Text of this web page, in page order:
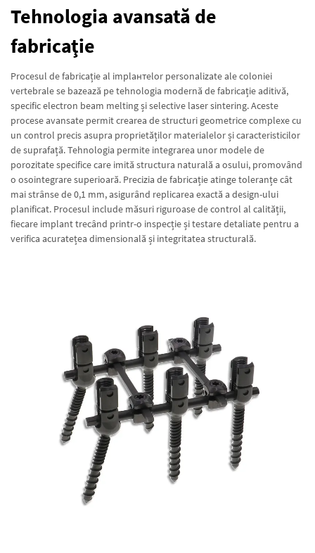
Tehnologia avansată de
fabricaţie
Procesul de fabricație al implантelor personalizate ale coloniei
vertebrale se bazează pe tehnologia modernă de fabricație aditivă,
specific electron beam melting și selective laser sintering. Aceste
procese avansate permit crearea de structuri geometrice complexe cu
un control precis asupra proprietăților materialelor și caracteristicilor
de suprafață. Tehnologia permite integrarea unor modele de
porozitate specifice care imită structura naturală a osului, promovând
o osointegrare superioară. Precizia de fabricație atinge toleranțe cât
mai strânse de 0,1 mm, asigurând replicarea exactă a design-ului
planificat. Procesul include măsuri riguroase de control al calității,
fiecare implant trecând printr-o inspecție și testare detaliate pentru a
verifica acuratețea dimensională și integritatea structurală.